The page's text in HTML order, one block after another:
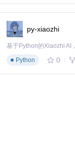
明，线条简洁，适
py-xiaozhi
Python
0